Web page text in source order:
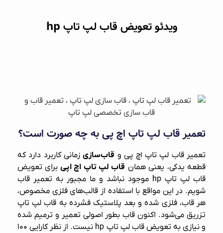
ویدئو تعویض قاب لپ تاپ hp
تعمیر قاب لپ‌ تاپ اچ پی به چه صورت است؟
تعمیر قاب لپ‌ تاپ اچ پی و قاب‌سازیزمانی کاربرد دارد که
قطعه یدکی، یعنی همان قاب لپ‌ تاپ اچ اپی برای تعویض
قاب لپ تاپ hp موجود نباشد و ما مجبور به تعمیر قاب
شویم. در این مواقع با استفاده از قالب‌های فلزی مخصوص،
هر قاب، فلزی شده و بعد پلاستیک فشرده به قاب لپ‌ تاپ
تزریق می‌شود. اکنون قاب بطور اصولی تعمیر و ترمیم شده
و نیازی به تعویض قاب لپ تاپ hp نیست. از نظر کارایی ۱۰۰